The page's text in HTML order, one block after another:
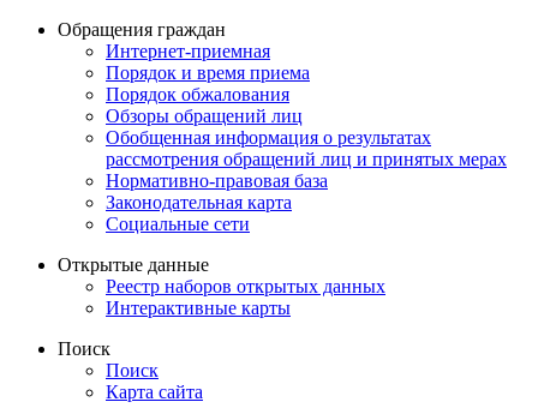
Обращения граждан
Интернет-приемная
Порядок и время приема
Порядок обжалования
Обзоры обращений лиц
Обобщенная информация о результатах
рассмотрения обращений лиц и принятых мерах
Нормативно-правовая база
Законодательная карта
Социальные сети
Открытые данные
Реестр наборов открытых данных
Интерактивные карты
Поиск
Поиск
Карта сайта